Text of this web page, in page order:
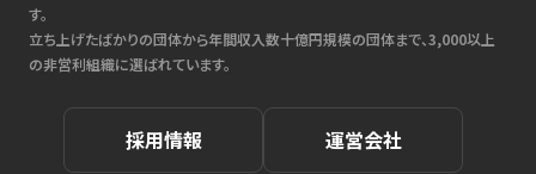
す。
立ち上げたばかりの団体から年間収入数十億円規模の団体まで、3,000以上
の非営利組織に選ばれています。
採用情報 運営会社